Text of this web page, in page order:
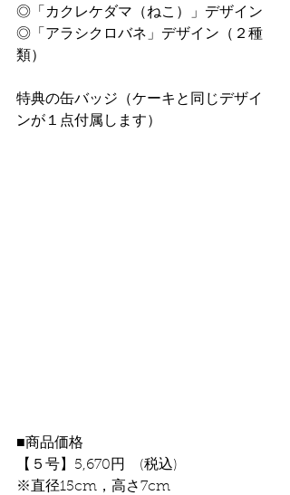
◎「カクレケダマ（ねこ）」デザイン
◎「アラシクロバネ」デザイン（２種
類）
特典の缶バッジ（ケーキと同じデザイ
ンが１点付属します）
■商品価格
【５号】5,670円　(税込)
※直径15cm，高さ7cm